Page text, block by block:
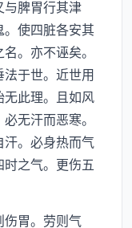
脾胃行其津
使四脏各安其
。亦不诬矣。
于世。近世用
此理。且如风
无汗而恶寒。
。必身热而气
之气。更伤五
胃。劳则气